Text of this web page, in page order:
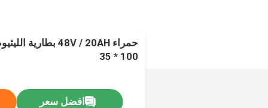
100 * 35
افضل سعر